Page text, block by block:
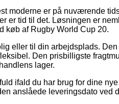
moderne er på nuværende
er tid til det. Løsningen er
køb af Rugby World Cup 20.
eller til din arbejdsplads.
Den prisbilligste
lager.
ifald du har brug for dine
anslåede leveringsdato ved